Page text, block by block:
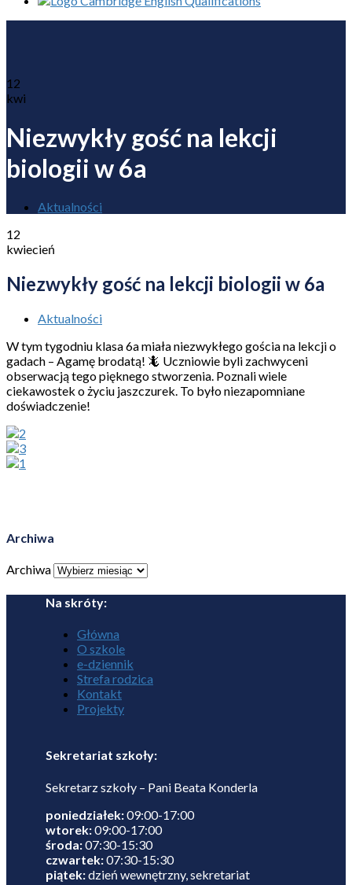
12
kwi
Niezwykły gość na lekcji
biologii w 6a
Aktualności
12
kwiecień
Niezwykły gość na lekcji biologii w 6a
Aktualności
W tym tygodniu klasa 6a miała niezwykłego gościa na lekcji o
gadach – Agamę brodatą! 🦎 Uczniowie byli zachwyceni
obserwacją tego pięknego stworzenia. Poznali wiele
ciekawostek o życiu jaszczurek. To było niezapomniane
doświadczenie!
Archiwa
Archiwa
Na skróty:
Główna
O szkole
e-dziennik
Strefa rodzica
Kontakt
Projekty
Sekretariat szkoły:
Sekretarz szkoły – Pani Beata Konderla
poniedziałek:09:00-17:00
wtorek:09:00-17:00
środa:07:30-15:30
czwartek:07:30-15:30
piątek:dzień wewnętrzny, sekretariat